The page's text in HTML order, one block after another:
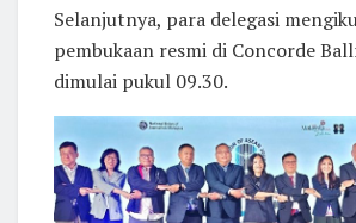
Selanjutnya, para delegasi
pembukaan resmi di Concorde
dimulai pukul 09.30.